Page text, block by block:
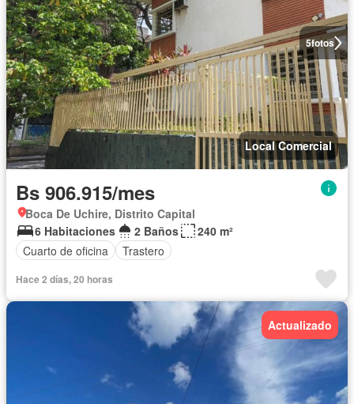
5fotos
Local Comercial
Bs 906.915/mes
Boca De Uchire, Distrito Capital
6 Habitaciones
2 Baños
240 m²
Cuarto de oficina
Trastero
Hace 2 días, 20 horas
Actualizado